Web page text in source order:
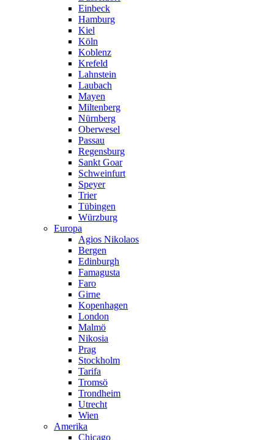
Einbeck
Hamburg
Kiel
Köln
Koblenz
Krefeld
Lahnstein
Laubach
Mayen
Miltenberg
Nürnberg
Oberwesel
Passau
Regensburg
Sankt Goar
Schweinfurt
Speyer
Trier
Tübingen
Würzburg
Europa
Agios Nikolaos
Bergen
Edinburgh
Famagusta
Faro
Girne
Kopenhagen
London
Malmö
Nikosia
Prag
Stockholm
Tarifa
Tromsö
Trondheim
Utrecht
Wien
Amerika
Chicago